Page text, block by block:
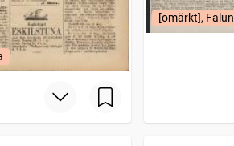
[omärkt], Falun